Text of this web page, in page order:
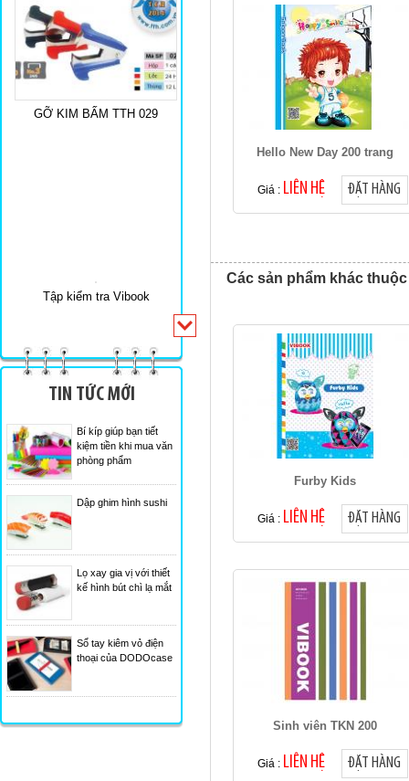
GỠ KIM BẤM TTH 029
Tập kiểm tra Vibook
TIN TỨC MỚI
Bí kíp giúp bạn tiết
kiệm tiền khi mua văn
phòng phẩm
Dập ghim hình sushi
Lọ xay gia vị với thiết
kế hình bút chì lạ mắt
Sổ tay kiêm vỏ điện
thoại của DODOcase
Hello New Day 200 trang
Giá : LIÊN HỆ ĐẶT HÀNG
Các sản phẩm khác
Furby Kids
Giá : LIÊN HỆ ĐẶT HÀNG
Sinh viên TKN 200
Giá : LIÊN HỆ ĐẶT HÀNG